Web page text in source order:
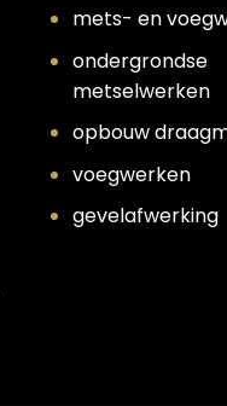
mets- en
ondergrondse
metselwerken
opbouw
voegwerken
gevelafwerking